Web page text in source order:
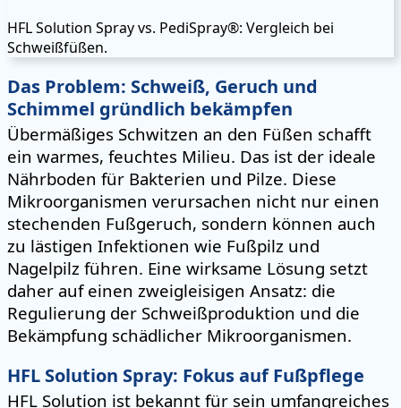
HFL Solution Spray vs. PediSpray®: Vergleich bei
Schweißfüßen.
Das Problem: Schweiß, Geruch und
Schimmel gründlich bekämpfen
Übermäßiges Schwitzen an den Füßen schafft
ein warmes, feuchtes Milieu. Das ist der ideale
Nährboden für Bakterien und Pilze. Diese
Mikroorganismen verursachen nicht nur einen
stechenden Fußgeruch, sondern können auch
zu lästigen Infektionen wie Fußpilz und
Nagelpilz führen. Eine wirksame Lösung setzt
daher auf einen zweigleisigen Ansatz: die
Regulierung der Schweißproduktion und die
Bekämpfung schädlicher Mikroorganismen.
HFL Solution Spray: Fokus auf Fußpflege
HFL Solution ist bekannt für sein umfangreiches